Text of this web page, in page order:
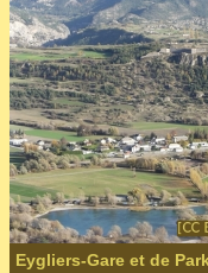
Eygliers-Gare et de